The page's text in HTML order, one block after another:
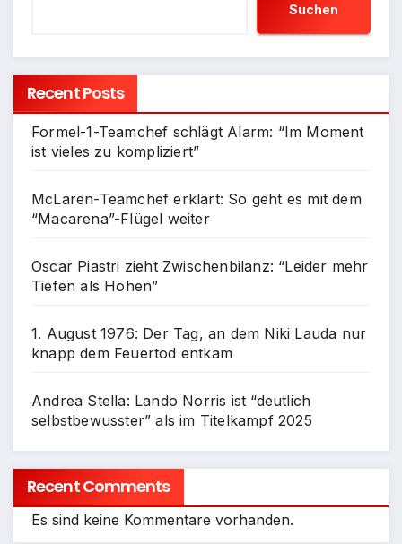
Suchen
Recent Posts
Formel-1-Teamchef schlägt Alarm: “Im Moment
ist vieles zu kompliziert”
McLaren-Teamchef erklärt: So geht es mit dem
“Macarena”-Flügel weiter
Oscar Piastri zieht Zwischenbilanz: “Leider mehr
Tiefen als Höhen”
1. August 1976: Der Tag, an dem Niki Lauda nur
knapp dem Feuertod entkam
Andrea Stella: Lando Norris ist “deutlich
selbstbewusster” als im Titelkampf 2025
Recent Comments
Es sind keine Kommentare vorhanden.